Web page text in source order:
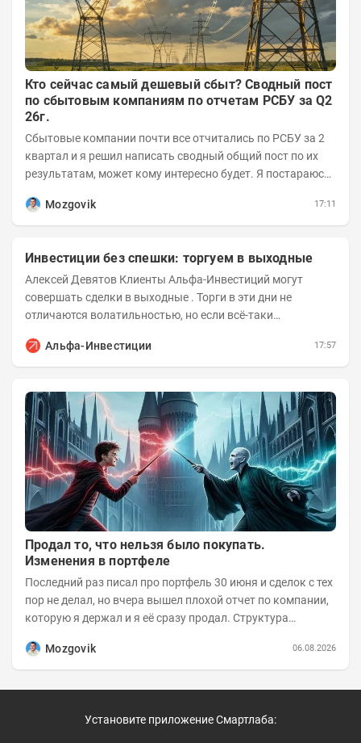
Кто сейчас самый дешевый сбыт? Сводный пост
по сбытовым компаниям по отчетам РСБУ за Q2
26г.
Сбытовые компании почти все отчитались по РСБУ за 2
квартал и я решил написать сводный общий пост по их
результатам, может кому интересно будет. Я постараюсь
Mozgovik
17:11
Инвестиции без спешки: торгуем в выходные
Алексей Девятов Клиенты Альфа-Инвестиций могут
совершать сделки в выходные . Торги в эти дни не
отличаются волатильностью, но если всё-таки
Альфа-Инвестиции
17:57
Продал то, что нельзя было покупать.
Изменения в портфеле
Последний раз писал про портфель 30 июня и сделок с тех
пор не делал, но вчера вышел плохой отчет по компании,
которую я держал и я её сразу продал. Структура
Mozgovik
06.08.2026
Установите приложение Смартлаба: